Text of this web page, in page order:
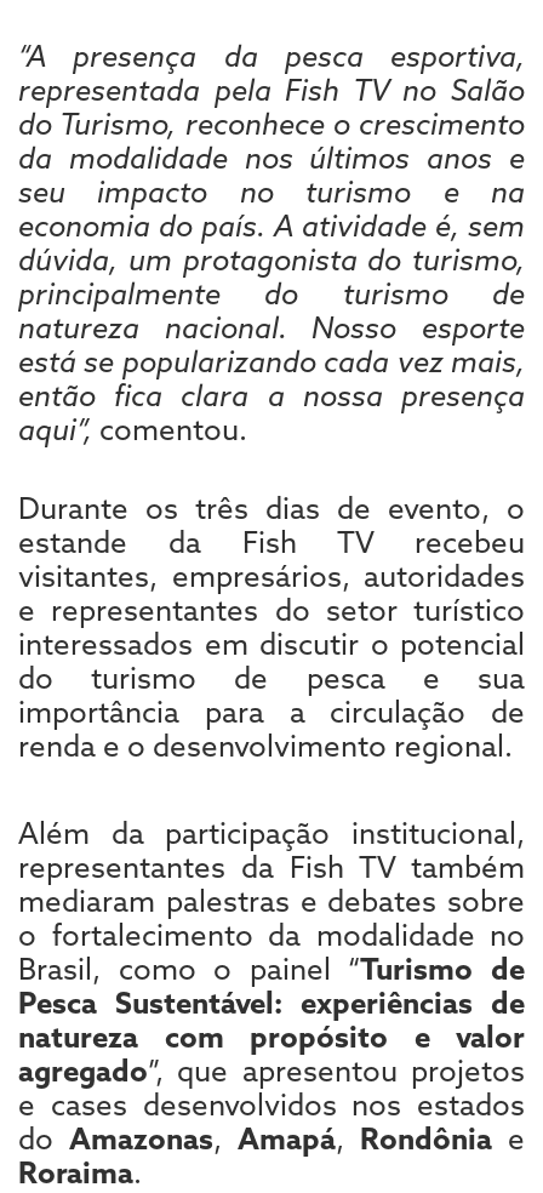
“A presença da pesca esportiva,
representada pela Fish TV no Salão
do Turismo, reconhece o crescimento
da modalidade nos últimos anos e
seu impacto no turismo e na
economia do país. A atividade é, sem
dúvida, um protagonista do turismo,
principalmente do turismo de
natureza nacional. Nosso esporte
está se popularizando cada vez mais,
então fica clara a nossa presença
aqui”, comentou.
Durante os três dias de evento, o
estande da Fish TV recebeu
visitantes, empresários, autoridades
e representantes do setor turístico
interessados em discutir o potencial
do turismo de pesca e sua
importância para a circulação de
renda e o desenvolvimento regional.
Além da participação institucional,
representantes da Fish TV também
mediaram palestras e debates sobre
o fortalecimento da modalidade no
Brasil, como o painel “Turismo de
Pesca Sustentável: experiências de
natureza com propósito e valor
agregado”, que apresentou projetos
e cases desenvolvidos nos estados
do Amazonas, Amapá, Rondônia e
Roraima.